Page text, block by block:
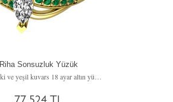
Riha Sonsuzluk Yüzük